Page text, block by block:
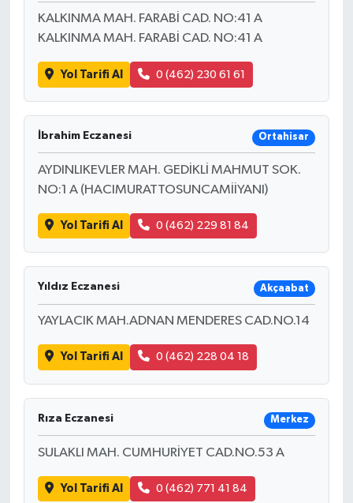
KALKINMA MAH. FARABİ CAD. NO:41 A
KALKINMA MAH. FARABİ CAD. NO:41 A
Yol Tarifi Al 0 (462) 230 61 61
İbrahim Eczanesi Ortahisar
AYDINLIKEVLER MAH. GEDİKLİ MAHMUT SOK.
NO:1 A (HACIMURATTOSUNCAMİİYANI)
Yol Tarifi Al 0 (462) 229 81 84
Yıldız Eczanesi Akçaabat
YAYLACIK MAH.ADNAN MENDERES CAD.NO.14
Yol Tarifi Al 0 (462) 228 04 18
Rıza Eczanesi Merkez
SULAKLI MAH. CUMHURİYET CAD.NO.53 A
Yol Tarifi Al 0 (462) 771 41 84